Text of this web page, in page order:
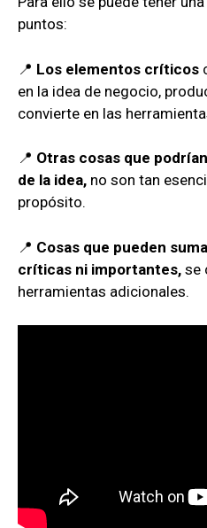
puntos:
📍 Los elementos críticos
en la idea de negocio,
convierte en las
📍 Otras cosas que
de la idea, no son tan
propósito.
📍 Cosas que pueden
críticas ni importantes, se
herramientas adicionales.